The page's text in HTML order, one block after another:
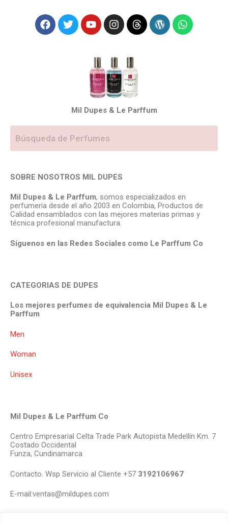
Mil Dupes & Le Parffum
SOBRE NOSOTROS MIL DUPES
Mil Dupes & Le Parffum, somos especializados en
perfumeria desde el año 2003 en Colombia, Productos de
Calidad ensamblados con las mejores materias primas y
técnica profesional manufactura.
Síguenos en las Redes Sociales como Le Parffum Co
CATEGORIAS DE DUPES
Los mejores perfumes de equivalencia Mil Dupes & Le
Parffum
Men
Woman
Unisex
Mil Dupes & Le Parffum Co
Centro Empresarial Celta Trade Park Autopista Medellín Km. 7
Costado Occidental
Funza, Cundinamarca
Contacto. Wsp Servicio al Cliente +57 3192106967
E-mail:ventas@mildupes.com